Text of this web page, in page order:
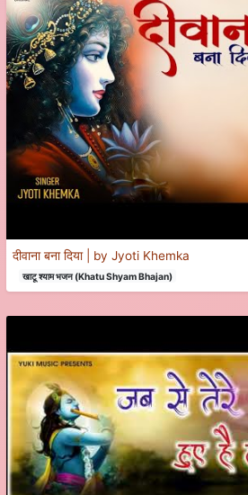
दीवाना बना दिया | by Jyoti Khemka
खाटू श्याम भजन (Khatu Shyam Bhajan)